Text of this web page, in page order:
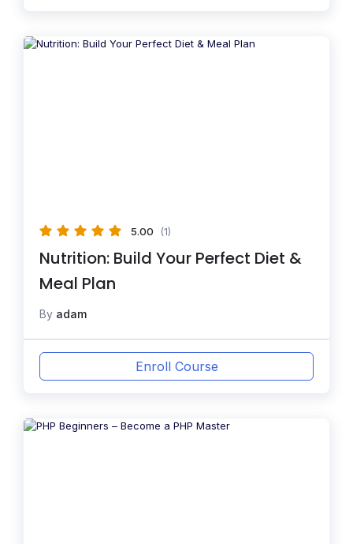
5.00 (1)
Nutrition: Build Your Perfect Diet &
Meal Plan
By adam
Enroll Course